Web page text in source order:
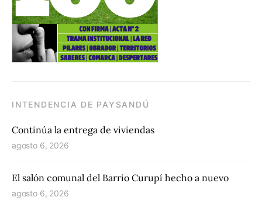
INTENDENCIA DE PAYSANDÚ
Continúa la entrega de viviendas
agosto 6, 2026
El salón comunal del Barrio Curupí hecho a nuevo
agosto 6, 2026